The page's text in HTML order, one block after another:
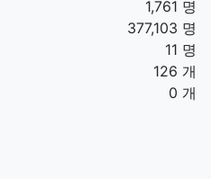
1,761 명
377,103 명
11 명
126 개
0 개